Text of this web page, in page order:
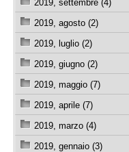
2019, settembre (4)
2019, agosto (2)
2019, luglio (2)
2019, giugno (2)
2019, maggio (7)
2019, aprile (7)
2019, marzo (4)
2019, gennaio (3)